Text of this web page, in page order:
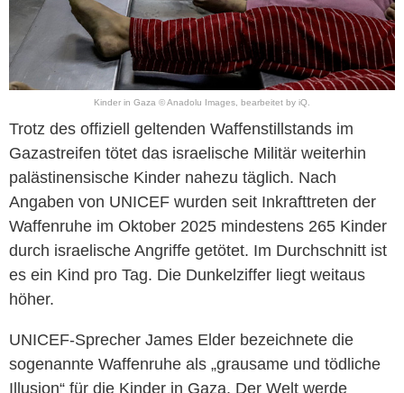
Kinder in Gaza © Anadolu Images, bearbeitet by iQ.
Trotz des offiziell geltenden Waffenstillstands im
Gazastreifen tötet das israelische Militär weiterhin
palästinensische Kinder nahezu täglich. Nach
Angaben von UNICEF wurden seit Inkrafttreten der
Waffenruhe im Oktober 2025 mindestens 265 Kinder
durch israelische Angriffe getötet. Im Durchschnitt ist
es ein Kind pro Tag. Die Dunkelziffer liegt weitaus
höher.
UNICEF-Sprecher James Elder bezeichnete die
sogenannte Waffenruhe als „grausame und tödliche
Illusion“ für die Kinder in Gaza. Der Welt werde